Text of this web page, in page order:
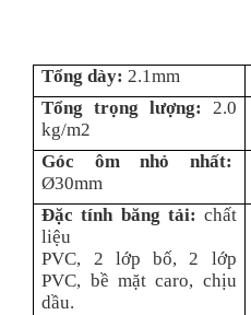
Tổng dày: 2.1mm
Tổng trọng lượng:
2.0
kg/m2
Góc ôm nhỏ nhất:
Ø30mm
Đặc tính băng tải: chất
liệu
PVC, 2 lớp bố, 2 lớp
PVC, bề mặt caro, chịu
dầu.